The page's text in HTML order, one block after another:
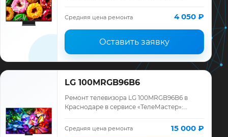
запчасти и гарантия до 12 месяцев.
Средняя цена ремонта 4 050 ₽
Оставить заявку
LG 100MRGB96B6
Ремонт телевизора LG 100MRGB96B6 в
Краснодаре в сервисе «ТелеМастер»:
запчасти и гарантия до 12 месяцев.
Средняя цена ремонта 15 000 ₽